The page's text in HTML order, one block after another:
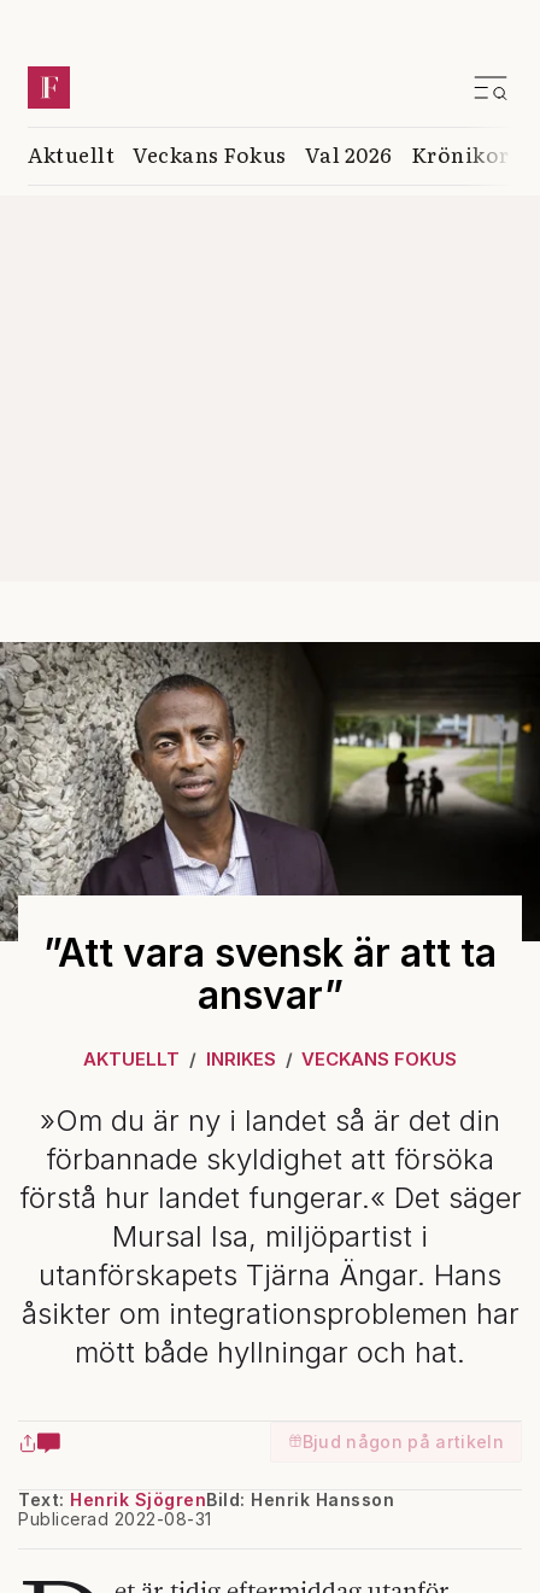
Aktuellt Veckans Fokus Val 2026 Krönikor
”Att vara svensk är att ta
ansvar”
AKTUELLT INRIKES VECKANS FOKUS
»Om du är ny i landet så är det din
förbannade skyldighet att försöka
förstå hur landet fungerar.« Det säger
Mursal Isa, miljöpartist i
utanförskapets Tjärna Ängar. Hans
åsikter om integrationsproblemen har
mött både hyllningar och hat.
Bjud någon på artikeln
Text: Henrik Sjögren
Publicerad 2022-08-31
Bild: Henrik Hansson